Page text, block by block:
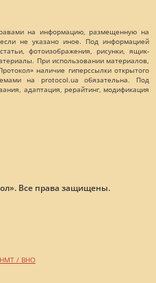
на информацию, размещенную на
не указано иное. Под информацией
фотоизображения, рисунки, ящик-
При использовании материалов,
наличие гиперссылки открытого
на protocol.ua обязательна. Под
адаптация, рерайтинг, модификация
Все права защищены.
НМТ / ВНО